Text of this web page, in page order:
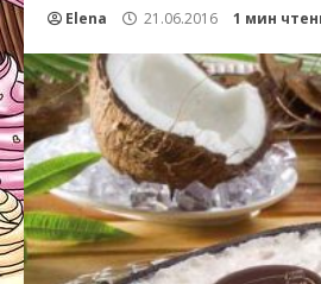
Elena 21.06.2016 1 мин